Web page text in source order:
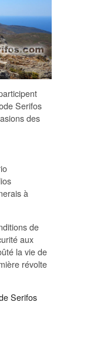
Serifos
des
à
de
aux
la vie de
révolte